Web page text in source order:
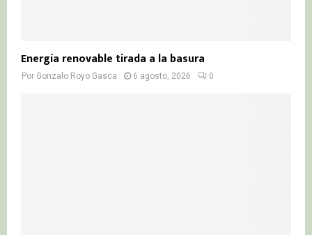
Energía renovable tirada a la basura
Por Gonzalo Royo Gasca 6 agosto, 2026 0